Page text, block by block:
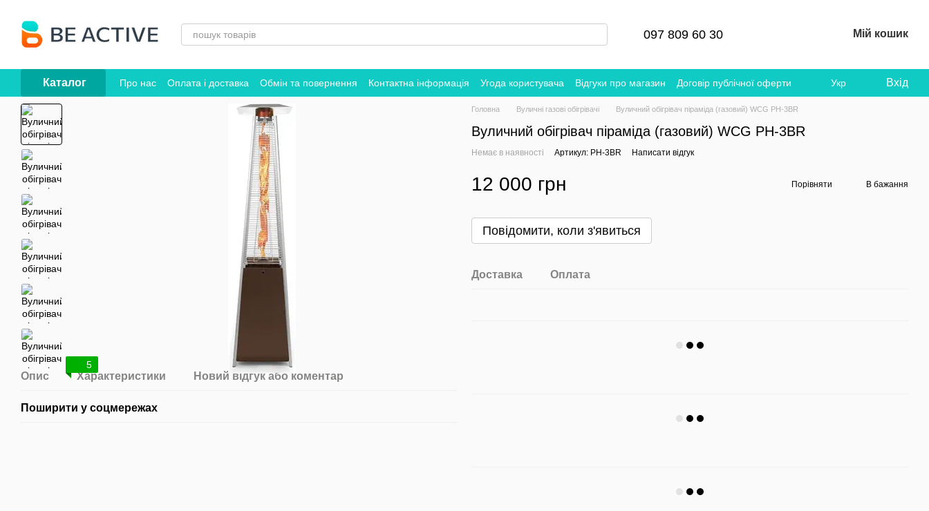
097 809 60 30 Мій кошик
Каталог Про нас Оплата і доставка Обмін та повернення Контактна інформація Угода користувача Відгуки про магазин Договір публічної оферти Укр Вхід
5
Опис Характеристики Новий відгук або коментар
Поширити у соцмережах
Головна Вуличні газові обігрівачі Вуличний обігрівач піраміда (газовий) WCG PH-3BR
Вуличний обігрівач піраміда (газовий) WCG PH-3BR
Немає в наявності Артикул: PH-3BR Написати відгук
12 000 грн Порівняти В бажання
Повідомити, коли з'явиться
Доставка Оплата